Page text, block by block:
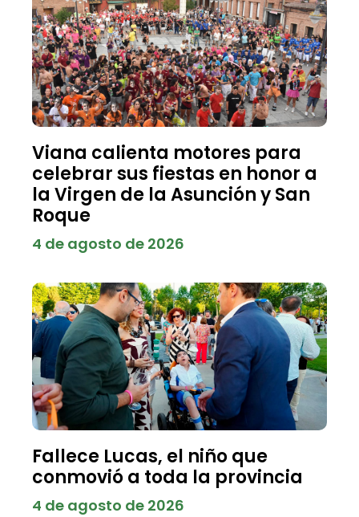
Viana calienta motores para
celebrar sus fiestas en honor a
la Virgen de la Asunción y San
Roque
4 de agosto de 2026
Fallece Lucas, el niño que
conmovió a toda la provincia
4 de agosto de 2026